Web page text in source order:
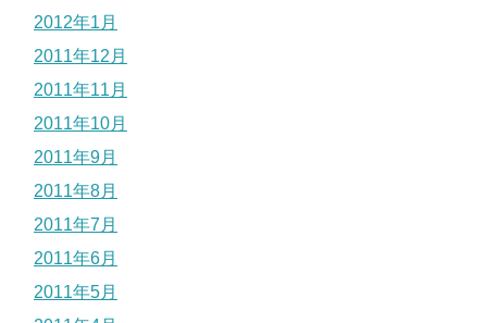
2012年1月
2011年12月
2011年11月
2011年10月
2011年9月
2011年8月
2011年7月
2011年6月
2011年5月